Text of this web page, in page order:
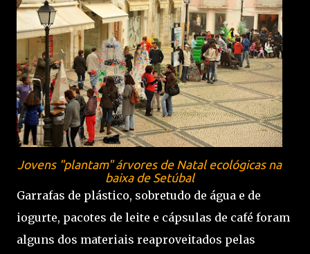
Jovens "plantam" árvores de Natal ecológicas na
baixa de Setúbal
Garrafas de plástico, sobretudo de água e de
iogurte, pacotes de leite e cápsulas de café foram
alguns dos materiais reaproveitados pelas